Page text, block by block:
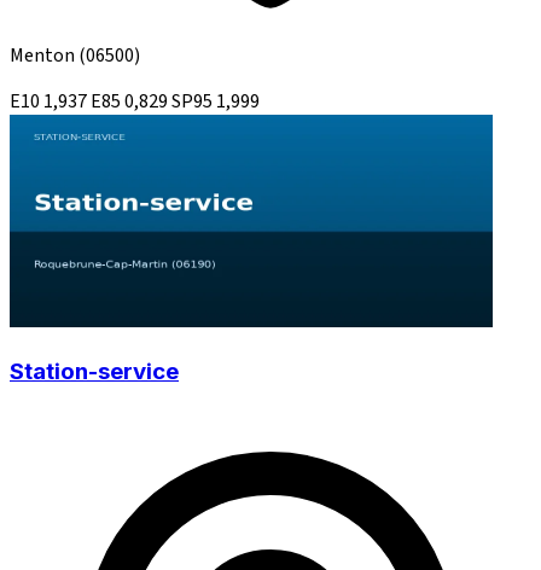
Menton (06500)
E10 1,937E850,829SP95 1,999
Station-service